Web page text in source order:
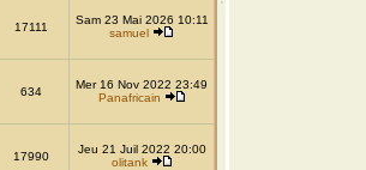
17111
Sam 23 Mai 2026 10:11
samuel
634
Mer 16 Nov 2022 23:49
Panafricain
17990
Jeu 21 Juil 2022 20:00
olitank